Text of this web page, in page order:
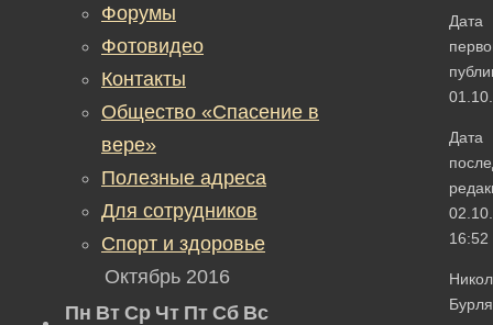
Дата
Дата
16:52
Форумы
Фотовидео
Контакты
Общество «Спасение в
вере»
Полезные адреса
Для сотрудников
Спорт и здоровье
Октябрь 2016
Пн Вт Ср Чт Пт Сб Вс